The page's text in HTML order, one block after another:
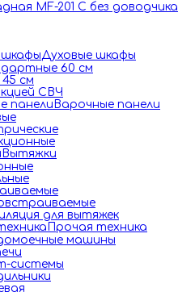
MF-201 C без доводчика
Духовые шкафы
60 см
45 см
СВЧ
Варочные панели
Вытяжки
для вытяжек
Прочая техника
машины
системы